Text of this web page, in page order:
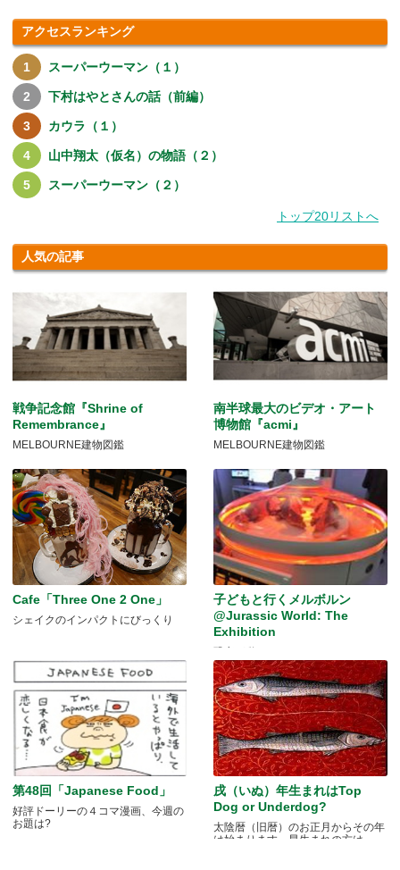
アクセスランキング
スーパーウーマン（１）
下村はやとさんの話（前編）
カウラ（１）
山中翔太（仮名）の物語（２）
スーパーウーマン（２）
トップ20リストへ
人気の記事
戦争記念館『Shrine of
Remembrance』
MELBOURNE建物図鑑
南半球最大のビデオ・アート
博物館『acmi』
MELBOURNE建物図鑑
Cafe「Three One 2 One」
シェイクのインパクトにびっくり
子どもと行くメルボルン
@Jurassic World: The
Exhibition
第48回「Japanese Food」
好評ドーリーの４コマ漫画、今週の
お題は?
戌（いぬ）年生まれはTop
Dog or Underdog?
太陰暦（旧暦）のお正月からその年
は始まります。早生まれの方は.....